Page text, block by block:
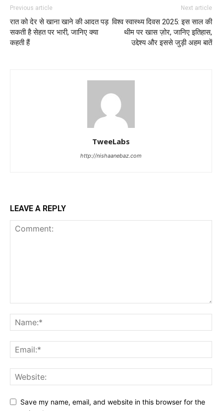
Previous article
रात को देर से खाना खाने की आदत पड़
सकती है सेहत पर भारी, जानिए क्या
कहती हैं
Next article
विश्व स्वास्थ्य दिवस 2025: इस साल की
थीम पर खास ज़ोर, जानिए इतिहास,
उद्देश्य और इससे जुड़ी अहम बातें
TweeLabs
http://nishaanebaz.com
LEAVE A REPLY
Save my name, email, and website in this browser for the